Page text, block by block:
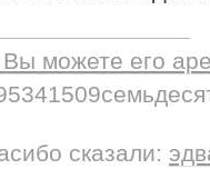
можете его
сказали: